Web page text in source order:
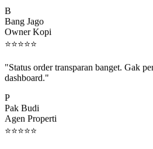
Bang Jago
Owner Kopi
⭐⭐⭐⭐⭐
dashboard."
Pak Budi
Agen Properti
⭐⭐⭐⭐⭐